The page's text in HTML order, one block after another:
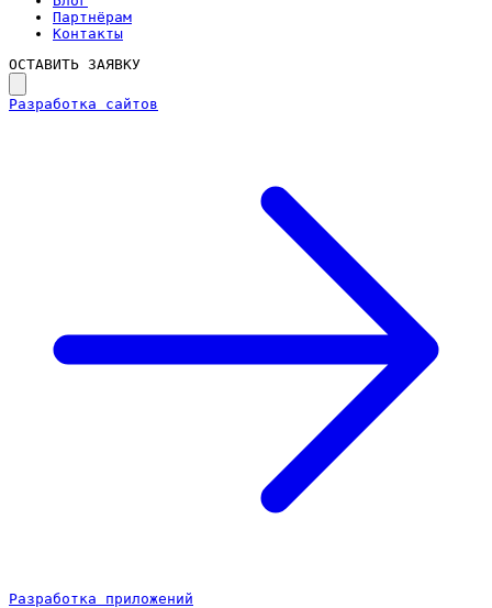
Партнёрам
Контакты
ОСТАВИТЬ ЗАЯВКУ
Разработка сайтов
Разработка приложений